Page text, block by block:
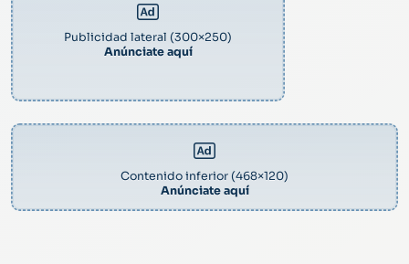
Publicidad lateral (300×250)
Anúnciate aquí
Contenido inferior (468×120)
Anúnciate aquí